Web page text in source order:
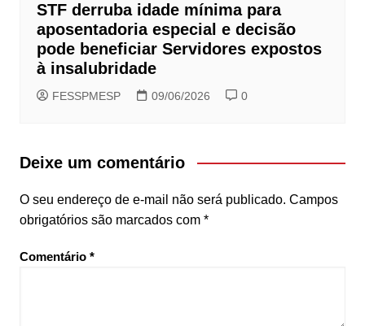
STF derruba idade mínima para
aposentadoria especial e decisão
pode beneficiar Servidores expostos
à insalubridade
FESSPMESP 09/06/2026 0
Deixe um comentário
O seu endereço de e-mail não será publicado. Campos
obrigatórios são marcados com *
Comentário *